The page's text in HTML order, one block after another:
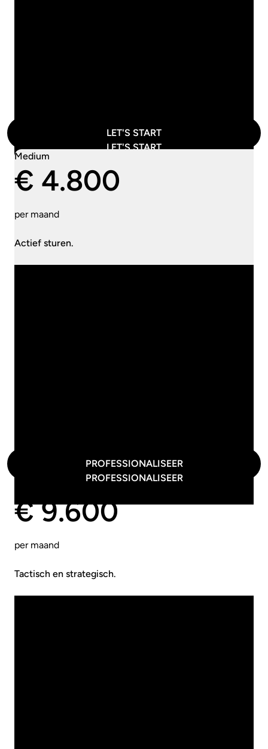
LET'S START
LET'S START
Medium
€ 4.800
per maand
Actief sturen.
PROFESSIONALISEER
PROFESSIONALISEER
€ 9.600
per maand
Tactisch en strategisch.